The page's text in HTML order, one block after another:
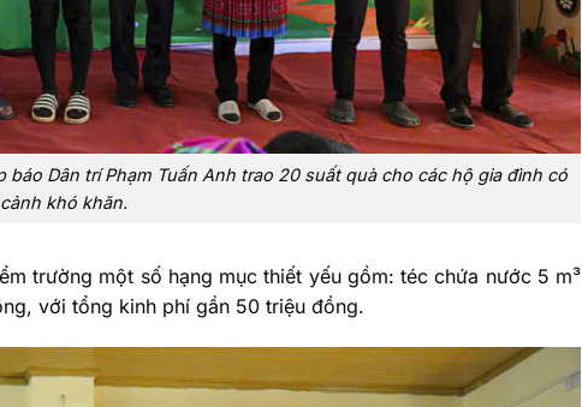
Dân trí Phạm Tuấn Anh trao 20 suất quà cho các hộ gia đình có
khó khăn.
trường một số hạng mục thiết yếu gồm: téc chứa nước 5 m³
với tổng kinh phí gần 50 triệu đồng.